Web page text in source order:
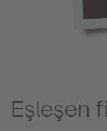
Eşleşen